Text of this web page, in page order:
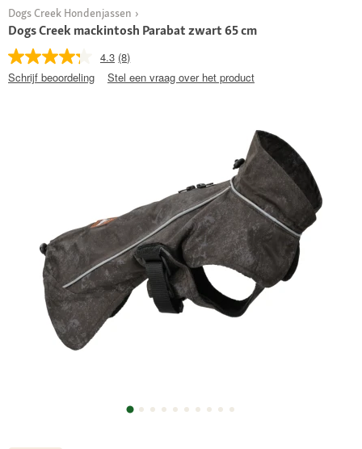
Dogs Creek Hondenjassen
Dogs Creek mackintosh Parabat zwart 65 cm
4.3 (8)
Schrijf beoordeling
Stel een vraag over het product